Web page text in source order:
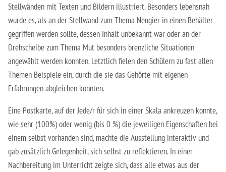
Stellwänden mit Texten und Bildern illustriert. Besonders lebensnah
wurde es, als an der Stellwand zum Thema Neugier in einen Behälter
gegriffen werden sollte, dessen Inhalt unbekannt war oder an der
Drehscheibe zum Thema Mut besonders brenzliche Situationen
angewählt werden konnten. Letztlich fielen den Schülern zu fast allen
Themen Beispiele ein, durch die sie das Gehörte mit eigenen
Erfahrungen abgleichen konnten.
Eine Postkarte, auf der Jede/r für sich in einer Skala ankreuzen konnte,
wie sehr (100%) oder wenig (bis 0 %) die jeweiligen Eigenschaften bei
einem selbst vorhanden sind, machte die Ausstellung interaktiv und
gab zusätzlich Gelegenheit, sich selbst zu reflektieren. In einer
Nachbereitung im Unterricht zeigte sich, dass alle etwas aus der
Fachschule für Sozialpädagogik – Ausbildung zum:r
Erzieher:in
Staatliche Anerkennung als Erzieher:in